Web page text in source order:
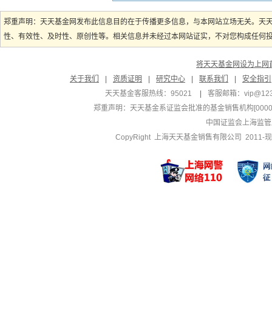
郑重声明：天天基金网发布此信息目的在于传播更多信息，与本网站立场无关。
性、有效性、及时性、原创性等。相关信息并未经过本网站证实，不对您构成任
将天天基金网设为上网
关于我们
资质证明 研究中心 联系我们
安全指引
天天基金客服热线：95021
客服邮箱：
郑重声明： 天天基金系证监会批准的基金销售机构
中国证监会上海监
CopyRight 上海天天基金销售有限公司 2011-